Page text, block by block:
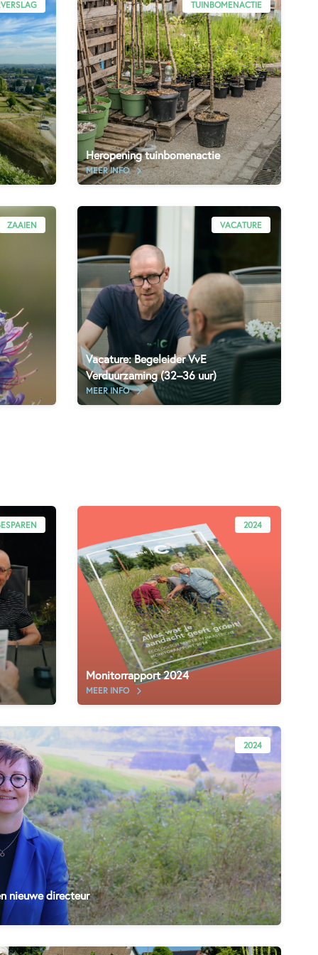
TUINBOMENACTIE
Heropening tuinbomenactie
MEER INFO
ZAAIEN VACATURE
Vacature: Begeleider VvE
Verduurzaming (32–36 uur)
MEER INFO
2024
Monitorrapport 2024
MEER INFO
2024
nieuwe directeur